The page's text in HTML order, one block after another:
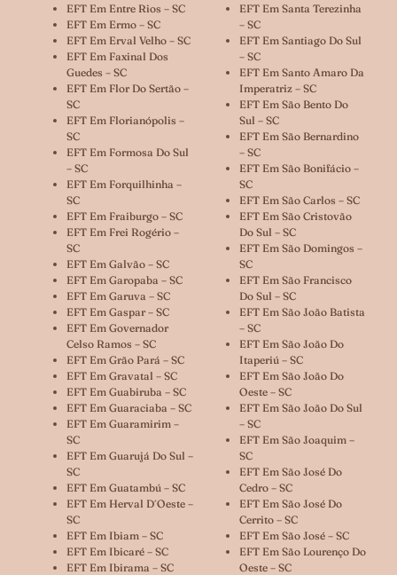
EFT Em Entre Rios – SC
EFT Em Ermo – SC
EFT Em Erval Velho – SC
EFT Em Faxinal Dos
Guedes – SC
EFT Em Flor Do Sertão –
SC
EFT Em Florianópolis –
SC
EFT Em Formosa Do Sul
– SC
EFT Em Forquilhinha –
SC
EFT Em Fraiburgo – SC
EFT Em Frei Rogério –
SC
EFT Em Galvão – SC
EFT Em Garopaba – SC
EFT Em Garuva – SC
EFT Em Gaspar – SC
EFT Em Governador
Celso Ramos – SC
EFT Em Grão Pará – SC
EFT Em Gravatal – SC
EFT Em Guabiruba – SC
EFT Em Guaraciaba – SC
EFT Em Guaramirim –
SC
EFT Em Guarujá Do Sul –
SC
EFT Em Guatambú – SC
EFT Em Herval D´oeste –
SC
EFT Em Ibiam – SC
EFT Em Ibicaré – SC
EFT Em Ibirama – SC
EFT Em Santa Terezinha
– SC
EFT Em Santiago Do Sul
– SC
EFT Em Santo Amaro Da
Imperatriz – SC
EFT Em São Bento Do
Sul – SC
EFT Em São Bernardino
– SC
EFT Em São Bonifácio –
SC
EFT Em São Carlos – SC
EFT Em São Cristovão
Do Sul – SC
EFT Em São Domingos –
SC
EFT Em São Francisco
Do Sul – SC
EFT Em São João Batista
– SC
EFT Em São João Do
Itaperiú – SC
EFT Em São João Do
Oeste – SC
EFT Em São João Do Sul
– SC
EFT Em São Joaquim –
SC
EFT Em São José Do
Cedro – SC
EFT Em São José Do
Cerrito – SC
EFT Em São José – SC
EFT Em São Lourenço Do
Oeste – SC